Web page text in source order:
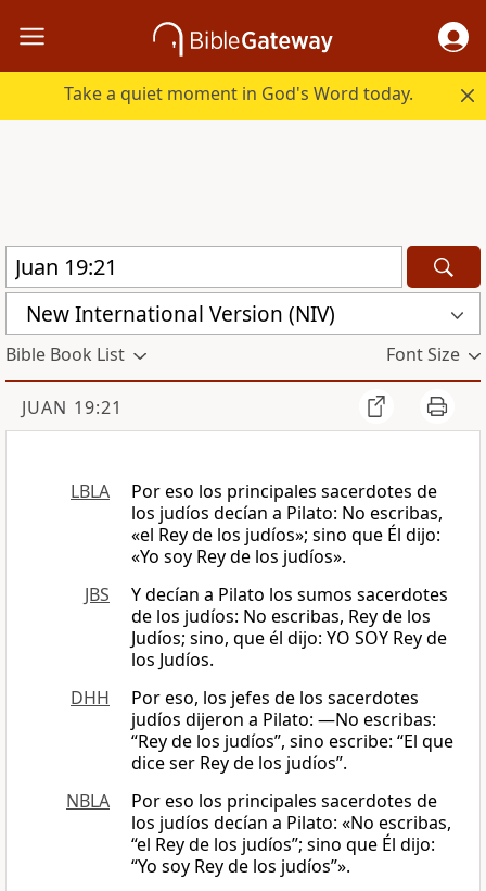
Take a quiet moment in God's Word today.
New International Version (NIV)
Bible Book List Font Size
JUAN 19:21
LBLA
Por eso los principales sacerdotes de
los judíos decían a Pilato: No escribas,
«el Rey de los judíos»; sino que Él dijo:
«Yo soy Rey de los judíos».
JBS
Y decían a Pilato los sumos sacerdotes
de los judíos: No escribas, Rey de los
Judíos; sino, que él dijo: YO SOY Rey de
los Judíos.
DHH
Por eso, los jefes de los sacerdotes
judíos dijeron a Pilato: —No escribas:
“Rey de los judíos”, sino escribe: “El que
dice ser Rey de los judíos”.
NBLA
Por eso los principales sacerdotes de
los judíos decían a Pilato: «No escribas,
“el Rey de los judíos”; sino que Él dijo:
“Yo soy Rey de los judíos”».